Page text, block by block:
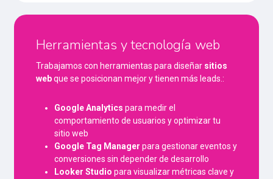
Herramientas y tecnología web
Trabajamos con herramientas para diseñar sitios
webque se posicionan mejor y tienen más leads.:
Google Analytics para medir el
comportamiento de usuarios y optimizar tu
sitio web
Google Tag Manager para gestionar eventos y
conversiones sin depender de desarrollo
Looker Studio para visualizar métricas clave y